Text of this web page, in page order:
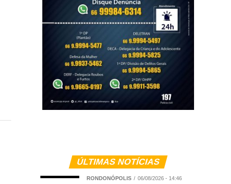
ÚLTIMAS NOTÍCIAS
RONDONÓPOLIS 06/08/2026 - 14:46